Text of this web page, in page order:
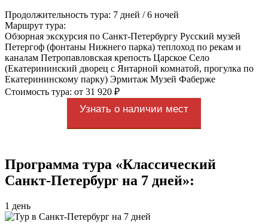
Продолжительность тура: 7 дней / 6 ночей
Маршрут тура:
Обзорная экскурсия по Санкт-Петербургу Русский музей
Петергоф (фонтаны Нижнего парка) теплоход по рекам и
каналам Петропавловская крепость Царское Село
(Екатерининский дворец с Янтарной комнатой, прогулка по
Екатерининскому парку) Эрмитаж Музей Фаберже
Стоимость тура: от 31 920 ₽
Узнать о наличии мест
Программа тура «Классический
Санкт-Петербург на 7 дней»:
1 день